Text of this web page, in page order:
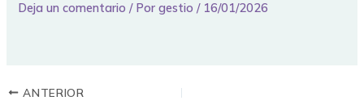
Deja un comentario / Porgestio/ 16/01/2026
ANTERIOR